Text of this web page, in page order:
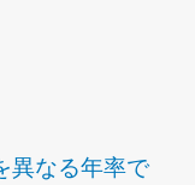
異なる年率で